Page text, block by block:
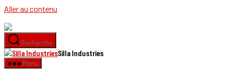
Aller au contenu
Recherche
Silla Industries
Menu